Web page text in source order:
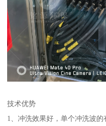
技术优势
1、冲洗效果好，单个冲洗波的